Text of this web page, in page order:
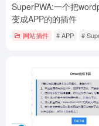
SuperPWA:一个把
变成APP的的插件
网站插件 # APP #